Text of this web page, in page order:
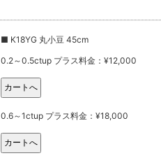
■ K18YG 丸小豆 45cm
0.2～0.5ctup プラス料金：¥12,000
0.6～1ctup プラス料金：¥18,000